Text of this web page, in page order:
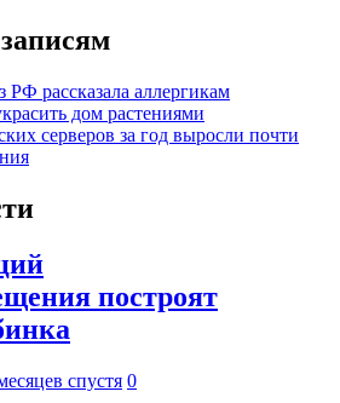
РФ рассказала аллергикам
дом растениями
серверов за год выросли почти
построят
спустя 0